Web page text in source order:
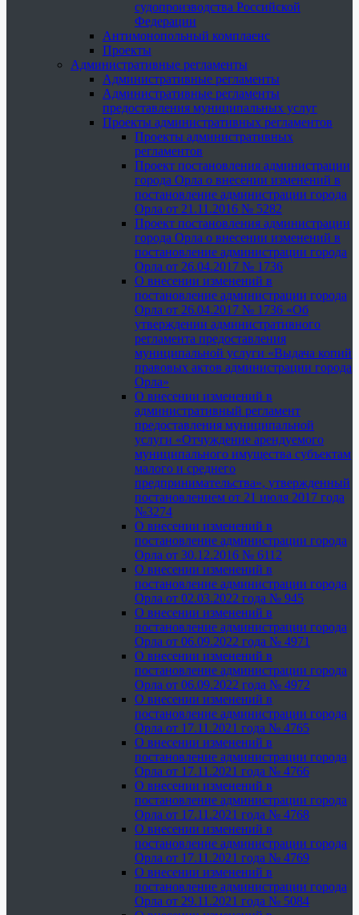
судопроизводства Российской
Федерации
Антимонопольный комплаенс
Проекты
Административные регламенты
Административные регламенты
Административные регламенты
предоставления муниципальных услуг
Проекты административных регламентов
Проекты административных
регламентов
Проект постановления администрации
города Орла о внесении изменений в
постановление администрации города
Орла от 21.11.2016 № 5282
Проект постановления администрации
города Орла о внесении изменений в
постановление администрации города
Орла от 26.04.2017 № 1736
О внесении изменений в
постановление администрации города
Орла от 26.04.2017 № 1736 «Об
утверждении административного
регламента предоставления
муниципальной услуги «Выдача копий
правовых актов администрации города
Орла»
О внесении изменений в
административный регламент
предоставления муниципальной
услуги «Отчуждение арендуемого
муниципального имущества субъектам
малого и среднего
предпринимательства», утвержденный
постановлением от 21 июля 2017 года
№3274
О внесении изменений в
постановление администрации города
Орла от 30.12.2016 № 6112
О внесении изменений в
постановление администрации города
Орла от 02.03.2022 года № 945
О внесении изменений в
постановление администрации города
Орла от 06.09.2022 года № 4971
О внесении изменений в
постановление администрации города
Орла от 06.09.2022 года № 4972
О внесении изменений в
постановление администрации города
Орла от 17.11.2021 года № 4765
О внесении изменений в
постановление администрации города
Орла от 17.11.2021 года № 4766
О внесении изменений в
постановление администрации города
Орла от 17.11.2021 года № 4768
О внесении изменений в
постановление администрации города
Орла от 17.11.2021 года № 4769
О внесении изменений в
постановление администрации города
Орла от 29.11.2021 года № 5084